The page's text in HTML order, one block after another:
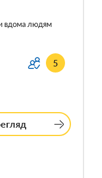
вдома людям
5